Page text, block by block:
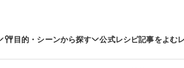
目的・シーンから探す 公式レシピ記事をよむ